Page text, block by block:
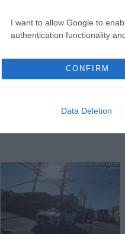
I want to allow Google to
authentication functionality
CONFIRM
Data Deletion
Átlagban havonta kétszer